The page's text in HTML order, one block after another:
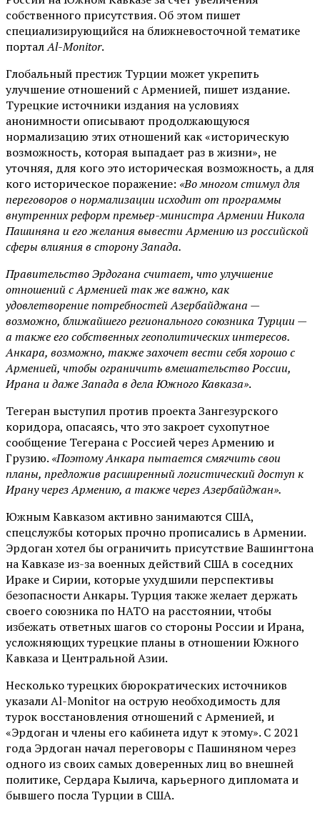
собственного присутствия. Об этом пишет
специализирующийся на ближневосточной тематике
порталAl-Monitor.
Глобальный престиж Турции может укрепить
улучшение отношений с Арменией, пишет издание.
Турецкие источники издания на условиях
анонимности описывают продолжающуюся
нормализацию этих отношений как «историческую
возможность, которая выпадает раз в жизни», не
уточняя, для кого это историческая возможность, а для
кого историческое поражение: «Во многом стимул для
переговоров о нормализации исходит от программы
внутренних реформ премьер-министра Армении Никола
Пашиняна и его желания вывести Армению из российской
сферы влияния в сторону Запада.
Правительство Эрдогана считает, что улучшение
отношений с Арменией так же важно, как
удовлетворение потребностей Азербайджана —
возможно, ближайшего регионального союзника Турции —
а также его собственных геополитических интересов.
Анкара, возможно, также захочет вести себя хорошо с
Арменией, чтобы ограничить вмешательство России,
Ирана и даже Запада в дела Южного Кавказа».
Тегеран выступил против проекта Зангезурского
коридора, опасаясь, что это закроет сухопутное
сообщение Тегерана с Россией через Армению и
Грузию. «Поэтому Анкара пытается смягчить свои
планы, предложив расширенный логистический доступ к
Ирану через Армению, а также через Азербайджан».
Южным Кавказом активно занимаются США,
спецслужбы которых прочно прописались в Армении.
Эрдоган хотел бы ограничить присутствие Вашингтона
на Кавказе из-за военных действий США в соседних
Ираке и Сирии, которые ухудшили перспективы
безопасности Анкары. Турция также желает держать
своего союзника по НАТО на расстоянии, чтобы
избежать ответных шагов со стороны России и Ирана,
усложняющих турецкие планы в отношении Южного
Кавказа и Центральной Азии.
Несколько турецких бюрократических источников
указали Al-Monitor на острую необходимость для
турок восстановления отношений с Арменией, и
«Эрдоган и члены его кабинета идут к этому». С 2021
года Эрдоган начал переговоры с Пашиняном через
одного из своих самых доверенных лиц во внешней
политике, Сердара Кылича, карьерного дипломата и
бывшего посла Турции в США.